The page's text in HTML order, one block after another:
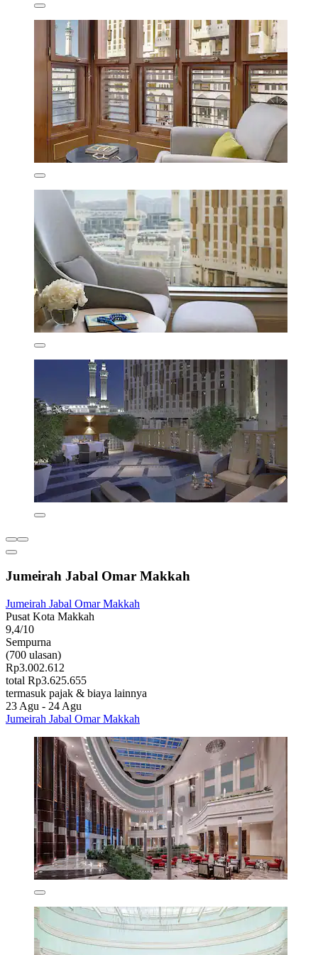
Jumeirah Jabal Omar Makkah
Jumeirah Jabal Omar Makkah
Pusat Kota Makkah
9,4/10
Sempurna
(700 ulasan)
Rp3.002.612
total Rp3.625.655
termasuk pajak & biaya lainnya
23 Agu - 24 Agu
Jumeirah Jabal Omar Makkah